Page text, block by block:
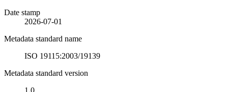
Date stamp
2026-07-01
Metadata standard name
ISO 19115:2003/19139
Metadata standard version
1.0